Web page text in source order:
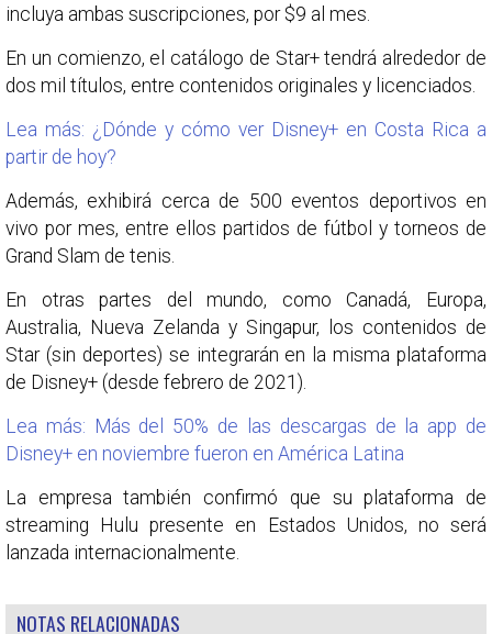
incluya ambas suscripciones, por $9 al mes.
En un comienzo, el catálogo de Star+ tendrá alrededor de
dos mil títulos, entre contenidos originales y licenciados.
Lea más: ¿Dónde y cómo ver Disney+ en Costa Rica a
partir de hoy?
Además, exhibirá cerca de 500 eventos deportivos en
vivo por mes, entre ellos partidos de fútbol y torneos de
Grand Slam de tenis.
En otras partes del mundo, como Canadá, Europa,
Australia, Nueva Zelanda y Singapur, los contenidos de
Star (sin deportes) se integrarán en la misma plataforma
de Disney+ (desde febrero de 2021).
Lea más: Más del 50% de las descargas de la app de
Disney+ en noviembre fueron en América Latina
La empresa también confirmó que su plataforma de
streaming Hulu presente en Estados Unidos, no será
lanzada internacionalmente.
NOTAS RELACIONADAS